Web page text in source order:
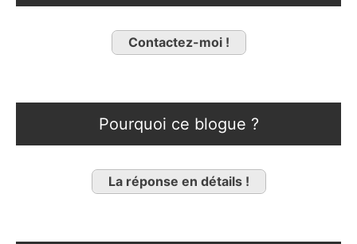
Contactez-moi !
Pourquoi ce blogue ?
La réponse en détails !